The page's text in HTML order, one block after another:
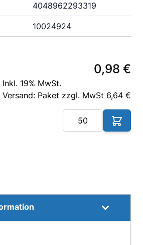
4048962293319
10024924
0,98 €
Inkl. 19% MwSt.
Versand: Paket zzgl. MwSt 6,64 €